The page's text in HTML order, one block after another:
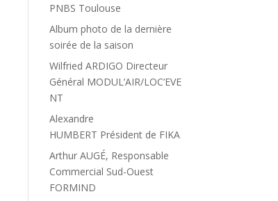
PNBS Toulouse
Album photo de la dernière
soirée de la saison
Wilfried ARDIGO Directeur
Général MODUL’AIR/LOC’EVE
NT
Alexandre
HUMBERT Président de FIKA
Arthur AUGÉ, Responsable
Commercial Sud-Ouest
FORMIND